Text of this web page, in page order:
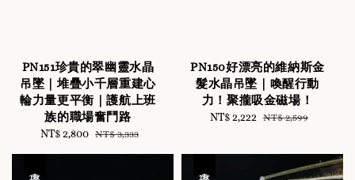
PN151珍貴的翠幽靈水晶
吊墜｜堆疊小千層重建心
輪力量更平衡｜護航上班
族的職場奮鬥路
Sale
NT$ 2,800 Regular
NT$ 3,333
PN150好漂亮的維納斯金
髮水晶吊墜｜喚醒行動
力！聚攏吸金磁場！
Sale
NT$ 2,222 Regular
NT$ 2,599